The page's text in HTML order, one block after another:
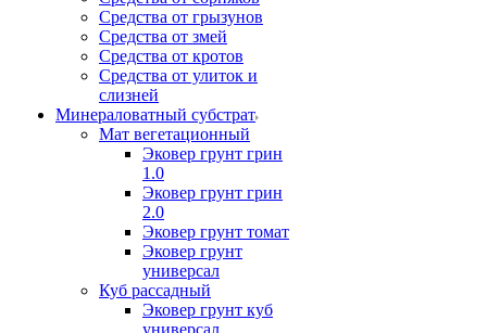
Средства от грызунов
Средства от змей
Средства от кротов
Средства от улиток и
слизней
Минераловатный субстрат
Мат вегетационный
Эковер грунт грин
1.0
Эковер грунт грин
2.0
Эковер грунт томат
Эковер грунт
универсал
Куб рассадный
Эковер грунт куб
универсал